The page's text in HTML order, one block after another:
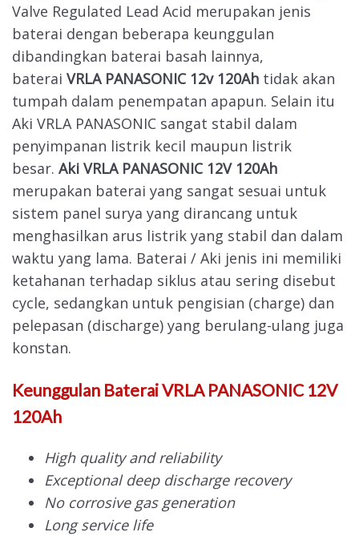
Valve Regulated Lead Acid merupakan jenis
baterai dengan beberapa keunggulan
dibandingkan baterai basah lainnya,
baterai VRLA PANASONIC 12v 120Ah tidak akan
tumpah dalam penempatan apapun. Selain itu
Aki VRLA PANASONIC sangat stabil dalam
penyimpanan listrik kecil maupun listrik
besar. Aki VRLA PANASONIC 12V 120Ah
merupakan baterai yang sangat sesuai untuk
sistem panel surya yang dirancang untuk
menghasilkan arus listrik yang stabil dan dalam
waktu yang lama. Baterai / Aki jenis ini memiliki
ketahanan terhadap siklus atau sering disebut
cycle, sedangkan untuk pengisian (charge) dan
pelepasan (discharge) yang berulang-ulang juga
konstan.
Keunggulan Baterai VRLA PANASONIC 12V
120Ah
High quality and reliability
Exceptional deep discharge recovery
No corrosive gas generation
Long service life